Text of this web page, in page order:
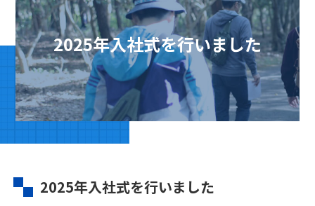
2025年入社式を行いました
2025年入社式を行いました